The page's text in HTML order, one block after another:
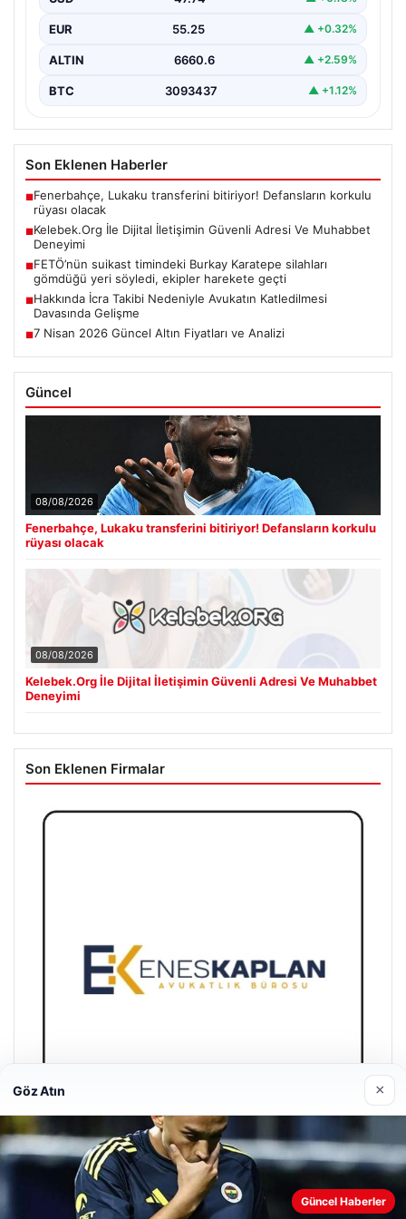
Günümüzde birçok…
EUR 55.25 ▲ +0.32%
ALTIN 6660.6 ▲ +2.59%
BTC 3093437 ▲ +1.12%
Son Eklenen Haberler
■Fenerbahçe, Lukaku transferini bitiriyor! Defansların korkulu
rüyası olacak
■Kelebek.Org İle Dijital İletişimin Güvenli Adresi Ve Muhabbet
Deneyimi
■FETÖ’nün suikast timindeki Burkay Karatepe silahları
gömdüğü yeri söyledi, ekipler harekete geçti
■Hakkında İcra Takibi Nedeniyle Avukatın Katledilmesi
Davasında Gelişme
■7 Nisan 2026 Güncel Altın Fiyatları ve Analizi
Güncel
08/08/2026
Fenerbahçe, Lukaku transferini bitiriyor! Defansların korkulu
rüyası olacak
08/08/2026
Kelebek.Org İle Dijital İletişimin Güvenli Adresi Ve Muhabbet
Deneyimi
Son Eklenen Firmalar
Enes Kaplan Avukatlık Bürosu
28/04/2026
Web sitemizi nasıl kullandığınızı daha iyi anlayabilmek,
Göz Atın ×
Güncel Haberler